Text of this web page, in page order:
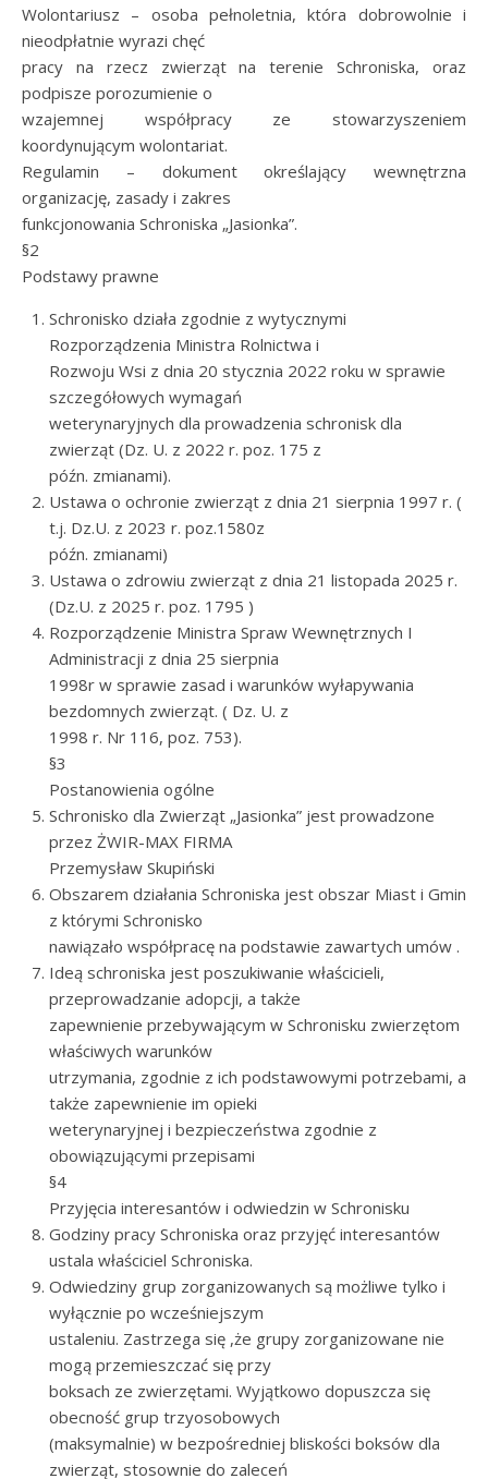
Wolontariusz – osoba pełnoletnia, która dobrowolnie i
nieodpłatnie wyrazi chęć
pracy na rzecz zwierząt na terenie Schroniska, oraz
podpisze porozumienie o
wzajemnej współpracy ze stowarzyszeniem
koordynującym wolontariat.
Regulamin – dokument określający wewnętrzna
organizację, zasady i zakres
funkcjonowania Schroniska „Jasionka”.
§2
Podstawy prawne
Schronisko działa zgodnie z wytycznymi
Rozporządzenia Ministra Rolnictwa i
Rozwoju Wsi z dnia 20 stycznia 2022 roku w sprawie
szczegółowych wymagań
weterynaryjnych dla prowadzenia schronisk dla
zwierząt (Dz. U. z 2022 r. poz. 175 z
późn. zmianami).
Ustawa o ochronie zwierząt z dnia 21 sierpnia 1997 r. (
t.j. Dz.U. z 2023 r. poz.1580z
późn. zmianami)
Ustawa o zdrowiu zwierząt z dnia 21 listopada 2025 r.
(Dz.U. z 2025 r. poz. 1795 )
Rozporządzenie Ministra Spraw Wewnętrznych I
Administracji z dnia 25 sierpnia
1998r w sprawie zasad i warunków wyłapywania
bezdomnych zwierząt. ( Dz. U. z
1998 r. Nr 116, poz. 753).
§3
Postanowienia ogólne
Schronisko dla Zwierząt „Jasionka” jest prowadzone
przez ŻWIR-MAX FIRMA
Przemysław Skupiński
Obszarem działania Schroniska jest obszar Miast i Gmin
z którymi Schronisko
nawiązało współpracę na podstawie zawartych umów .
Ideą schroniska jest poszukiwanie właścicieli,
przeprowadzanie adopcji, a także
zapewnienie przebywającym w Schronisku zwierzętom
właściwych warunków
utrzymania, zgodnie z ich podstawowymi potrzebami, a
także zapewnienie im opieki
weterynaryjnej i bezpieczeństwa zgodnie z
obowiązującymi przepisami
§4
Przyjęcia interesantów i odwiedzin w Schronisku
Godziny pracy Schroniska oraz przyjęć interesantów
ustala właściciel Schroniska.
Odwiedziny grup zorganizowanych są możliwe tylko i
wyłącznie po wcześniejszym
ustaleniu. Zastrzega się ,że grupy zorganizowane nie
mogą przemieszczać się przy
boksach ze zwierzętami. Wyjątkowo dopuszcza się
obecność grup trzyosobowych
(maksymalnie) w bezpośredniej bliskości boksów dla
zwierząt, stosownie do zaleceń